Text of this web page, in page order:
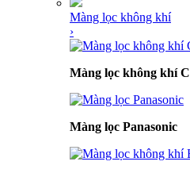
Màng lọc không khí
›
Màng lọc không khí
Màng lọc Panasonic